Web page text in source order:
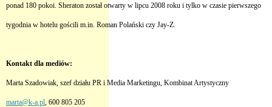
ponad 180 pokoi. Sheraton został otwarty w lipcu 2008 roku i tylko w czasie pierwszego
tygodnia w hotelu gościli m.in. Roman Polański czy Jay-Z.
Kontakt dla mediów:
Marta Szadowiak, szef działu PR i Media Marketingu, Kombinat Artystyczny
marta@k-a.pl, 600 805 205